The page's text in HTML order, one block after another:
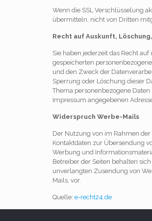
Wenn die SSL Verschlüsselung
übermitteln, nicht von Dritten
Recht auf Auskunft,
Sie haben jederzeit das Recht
gespeicherten
und den Zweck der
Sperrung oder Löschung dieser
Thema personenbezogene
Impressum angegebenen
Widerspruch Werbe-Mails
Der Nutzung von im Rahmen
Kontaktdaten zur Übersendung
Werbung und
Betreiber der Seiten behalten
unverlangten Zusendung von
Mails, vor.
Quelle: e-recht24.de